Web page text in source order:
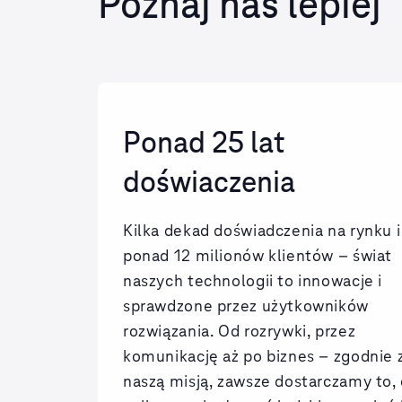
Ponad 25 lat
doświaczenia
Kilka dekad doświadczenia na rynku i
ponad 12 milionów klientów – świat
naszych technologii to innowacje i
sprawdzone przez użytkowników
rozwiązania. Od rozrywki, przez
komunikację aż po biznes – zgodnie
naszą misją, zawsze dostarczamy to,